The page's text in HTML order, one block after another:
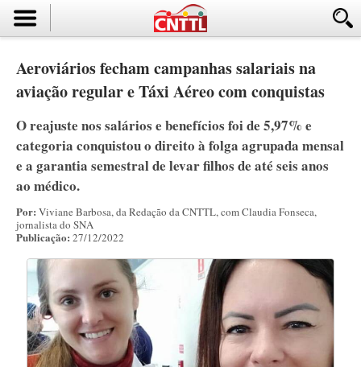
Aeroviários fecham campanhas salariais na
aviação regular e Táxi Aéreo com conquistas
O reajuste nos salários e benefícios foi de 5,97% e
categoria conquistou o direito à folga agrupada mensal
e a garantia semestral de levar filhos de até seis anos
ao médico.
Por: Viviane Barbosa, da Redação da CNTTL, com Claudia Fonseca,
jornalista do SNA
Publicação: 27/12/2022